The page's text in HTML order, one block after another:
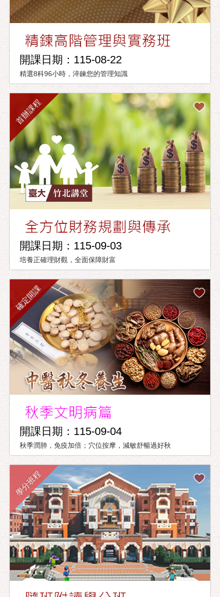
開課日期：115-08-22
精選8科96小時，淬鍊您的管理知識
首辦課程
開課日期：115-09-03
培養正確理財觀，全面保障財富
確定開課
開課日期：115-09-04
秋季潤肺，免疫加倍；穴位按摩，減敏舒暢過好秋
學分班程